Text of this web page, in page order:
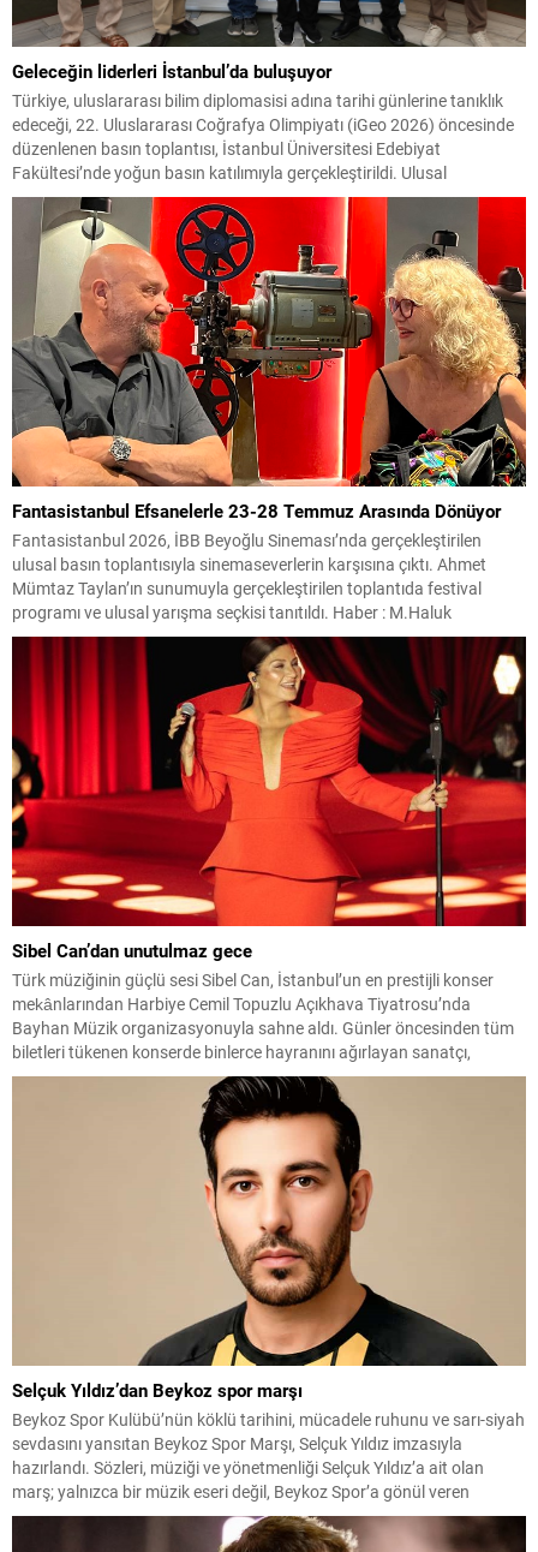
Geleceğin liderleri İstanbul’da buluşuyor
Türkiye, uluslararası bilim diplomasisi adına tarihi günlerine tanıklık
edeceği, 22. Uluslararası Coğrafya Olimpiyatı (iGeo 2026) öncesinde
düzenlenen basın toplantısı, İstanbul Üniversitesi Edebiyat
Fakültesi’nde yoğun basın katılımıyla gerçekleştirildi. Ulusal
televizyonlar, haber ajansları, gazeteler, dijital medya kuruluşları ve
uluslararası yayın organlarının büyük ilgi gösterdiği toplantıda,
dünyanın en prestijli coğrafya organizasyonlarından biri olan...
Fantasistanbul Efsanelerle 23-28 Temmuz Arasında Dönüyor
Fantasistanbul 2026, İBB Beyoğlu Sineması’nda gerçekleştirilen
ulusal basın toplantısıyla sinemaseverlerin karşısına çıktı. Ahmet
Mümtaz Taylan’ın sunumuyla gerçekleştirilen toplantıda festival
programı ve ulusal yarışma seçkisi tanıtıldı. Haber : M.Haluk
Yalçınkaya Festival, 23-28 Temmuz tarihleri arasında Beyoğlu
Sineması ve Cinemajestic’te düzenlenecek gösterimlerle izleyicilerle
buluşacak. İBB Beyoğlu Sineması’nda bugün gerçekleştirilen basın
toplantısında Fantasistanbul...
Sibel Can’dan unutulmaz gece
Türk müziğinin güçlü sesi Sibel Can, İstanbul’un en prestijli konser
mekânlarından Harbiye Cemil Topuzlu Açıkhava Tiyatrosu’nda
Bayhan Müzik organizasyonuyla sahne aldı. Günler öncesinden tüm
biletleri tükenen konserde binlerce hayranını ağırlayan sanatçı,
yaklaşık üç saat süren performansıyla büyük beğeni topladı. Müzikal
performansının yanı sıra sahne şıklığıyla da dikkat çeken Sibel Can,...
Selçuk Yıldız’dan Beykoz spor marşı
Beykoz Spor Kulübü’nün köklü tarihini, mücadele ruhunu ve sarı-siyah
sevdasını yansıtan Beykoz Spor Marşı, Selçuk Yıldız imzasıyla
hazırlandı. Sözleri, müziği ve yönetmenliği Selçuk Yıldız’a ait olan
marş; yalnızca bir müzik eseri değil, Beykoz Spor’a gönül veren
herkesin ortak duygularını buluşturan güçlü bir aidiyet çağrısı niteliği
taşıyor. Tribünlerde coşkuyla söylenmesi, futbolculara...